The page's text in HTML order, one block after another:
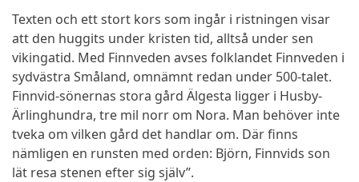
Texten och ett stort kors som ingår i ristningen visar
att den huggits under kristen tid, alltså under sen
vikingatid. Med Finnveden avses folklandet Finnveden i
sydvästra Småland, omnämnt redan under 500-talet.
Finnvid-sönernas stora gård Älgesta ligger i Husby-
Ärlinghundra, tre mil norr om Nora. Man behöver inte
tveka om vilken gård det handlar om. Där finns
nämligen en runsten med orden: Björn, Finnvids son
lät resa stenen efter sig själv”.